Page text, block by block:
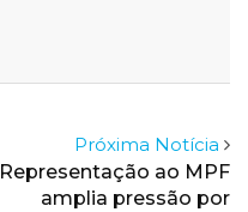
Próxima Notícia
Representação ao MPF
amplia pressão por